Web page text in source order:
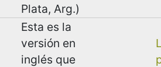
Plata, Arg.)
Esta es la
versión en
inglés que